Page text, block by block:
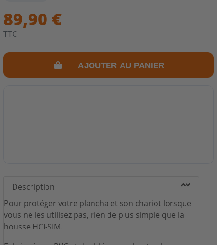
89,90 €
TTC
AJOUTER AU PANIER
Description
Pour protéger votre plancha et son chariot lorsque
vous ne les utilisez pas, rien de plus simple que la
housse HCI-SIM.